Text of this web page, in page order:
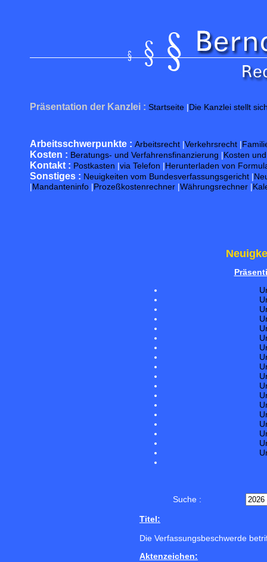
Präsentation der Kanzlei : Startseite |Die Kanzlei stellt
Arbeitsschwerpunkte : Arbeitsrecht |Verkehrsrecht |
Kosten : Beratungs- und Verfahrensfinanzierung |Kosten
Kontakt : Postkasten |via Telefon |Herunterladen von
Sonstiges : Neuigkeiten vom Bundesverfassungsgericht |
|Mandanteninfo |Prozeßkostenrechner |Währungsrechner |
Suche :
Titel:
Die Verfassungsbeschwerde
Aktenzeichen: